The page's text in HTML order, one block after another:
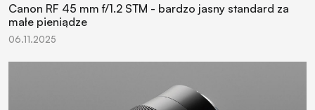
Canon RF 45 mm f/1.2 STM - bardzo jasny standard za
małe pieniądze
06.11.2025